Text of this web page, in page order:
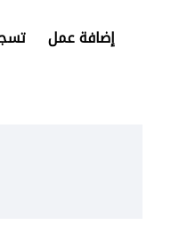
إضافة عمل